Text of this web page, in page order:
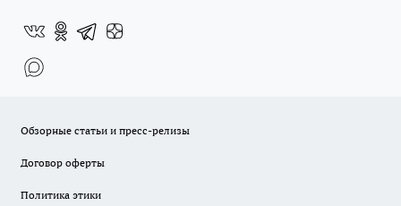
Обзорные статьи и пресс-релизы
Договор оферты
Политика этики